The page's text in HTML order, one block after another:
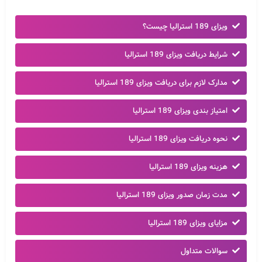
ویزای 189 استرالیا چیست؟
شرایط دریافت ویزای 189 استرالیا
مدارک لازم برای دریافت ویزای 189 استرالیا
امتیاز بندی ویزای 189 استرالیا
نحوه دریافت ویزای 189 استرالیا
هزینه ویزای 189 استرالیا
مدت زمان صدور ویزای 189 استرالیا
مزایای ویزای 189 استرالیا
سوالات متداول